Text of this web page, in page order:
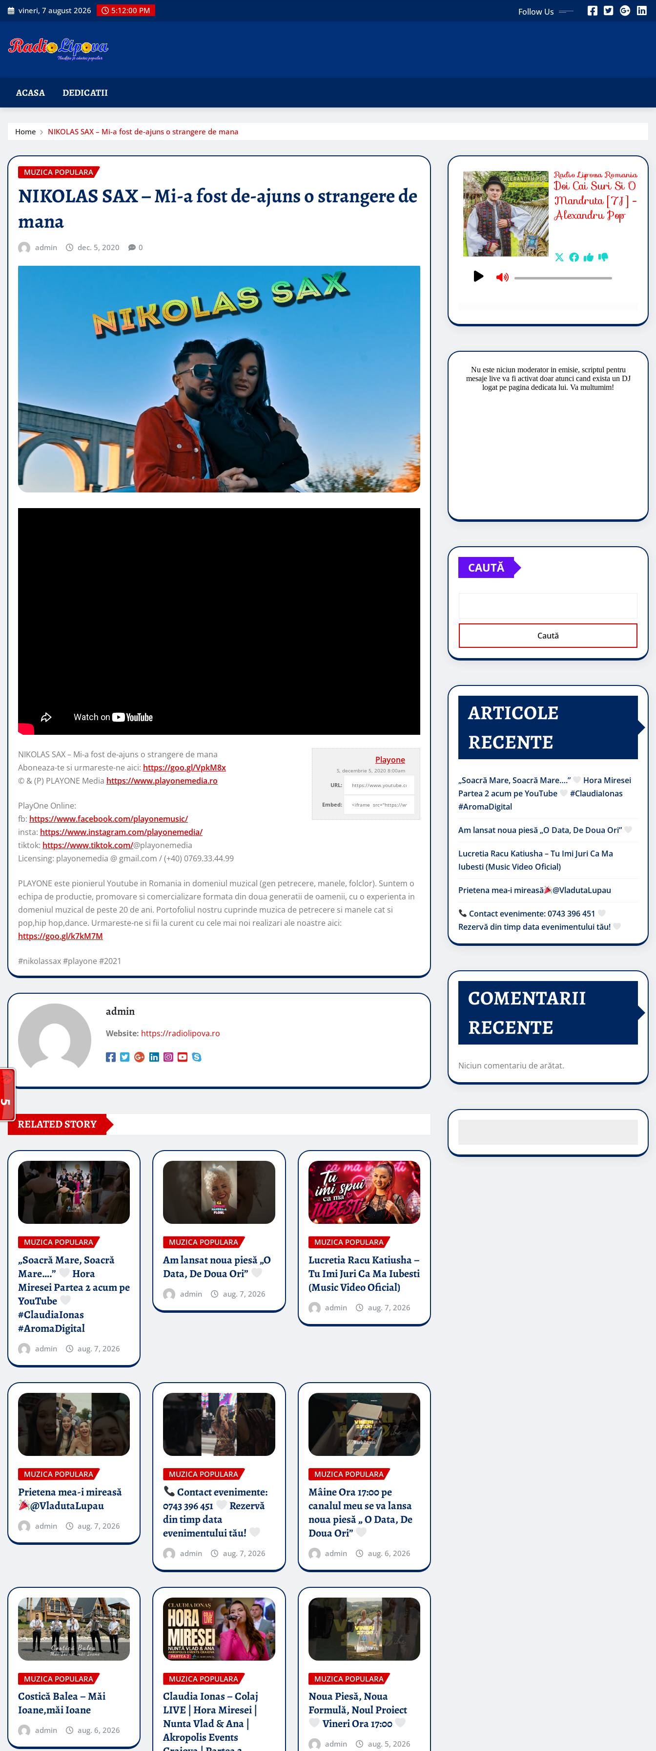
Skip
to
vineri, 7 august 2026 5:12:01 PM Follow Us
ACASA DEDICATII
Home NIKOLAS SAX – Mi-a fost de-ajuns o strangere de mana
MUZICA POPULARA
NIKOLAS SAX – Mi-a fost de-ajuns o strangere de
mana
admin dec. 5, 2020 0
Playone
S, decembrie 5, 2020 8:00am
URL:
Embed:
NIKOLAS SAX – Mi-a fost de-ajuns o strangere de mana
Aboneaza-te si urmareste-ne aici: https://goo.gl/VpkM8x
© & (P) PLAYONE Media https://www.playonemedia.ro
PlayOne Online:
fb: https://www.facebook.com/playonemusic/
insta: https://www.instagram.com/playonemedia/
tiktok: https://www.tiktok.com/@playonemedia
Licensing: playonemedia @ gmail.com / (+40) 0769.33.44.99
PLAYONE este pionierul Youtube in Romania in domeniul muzical (gen petrecere, manele, folclor). Suntem o
echipa de productie, promovare si comercializare formata din doua generatii de oamenii, cu o experienta in
domeniul muzical de peste 20 de ani. Portofoliul nostru cuprinde muzica de petrecere si manele cat si
pop,hip hop,dance. Urmareste-ne si fii la curent cu cele mai noi realizari ale noastre aici:
https://goo.gl/k7kM7M
#nikolassax #playone #2021
admin
Website: https://radiolipova.ro
RELATED STORY
MUZICA POPULARA
„Soacră Mare, Soacră
Mare….”
Hora
Miresei Partea 2 acum pe
YouTube
#ClaudiaIonas
#AromaDigital
admin aug. 7, 2026
MUZICA POPULARA
Am lansat noua piesă „O
Data, De Doua Ori”
admin aug. 7, 2026
MUZICA POPULARA
Lucretia Racu Katiusha –
Tu Imi Juri Ca Ma Iubesti
(Music Video Oficial)
admin aug. 7, 2026
MUZICA POPULARA
Prietena mea-i mireasă​
@VladutaLupau
admin aug. 7, 2026
MUZICA POPULARA
Contact evenimente:
0743 396 451
Rezervă
din timp data
evenimentului tău!
admin aug. 7, 2026
MUZICA POPULARA
Mâine Ora 17:00 pe
canalul meu se va lansa
noua piesă „ O Data, De
Doua Ori”
admin aug. 6, 2026
MUZICA POPULARA
Costică Balea – Măi
Ioane,măi Ioane
admin aug. 6, 2026
MUZICA POPULARA
Claudia Ionas – Colaj
LIVE | Hora Miresei |
Nunta Vlad & Ana |
Akropolis Events
MUZICA POPULARA
Noua Piesă, Noua
Formulă, Noul Proiect
Vineri Ora 17:00
admin aug. 5, 2026
CAUTĂ
Caută
ARTICOLE
RECENTE
„Soacră Mare, Soacră Mare….”
Hora Miresei
Partea 2 acum pe YouTube
#ClaudiaIonas
#AromaDigital
Am lansat noua piesă „O Data, De Doua Ori”
Lucretia Racu Katiusha – Tu Imi Juri Ca Ma
Iubesti (Music Video Oficial)
Prietena mea-i mireasă​ @VladutaLupau
Contact evenimente: 0743 396 451
Rezervă din timp data evenimentului tău!
COMENTARII
RECENTE
Niciun comentariu de arătat.